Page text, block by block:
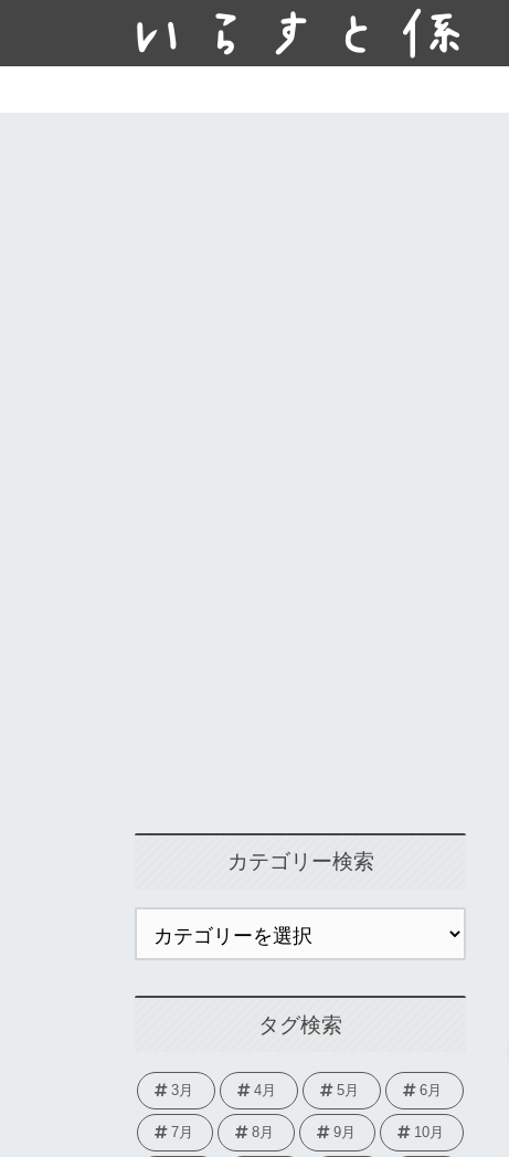
カテゴリー検索
タグ検索
3月 4月 5月 6月
7月 8月 9月 10月